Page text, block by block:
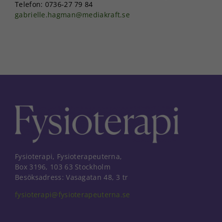
Telefon: 0736-27 79 84
gabrielle.hagman@mediakraft.se
Fysioterapi, Fysioterapeuterna,
Box 3196, 103 63 Stockholm
Besöksadress: Vasagatan 48, 3 tr
fysioterapi@fysioterapeuterna.se